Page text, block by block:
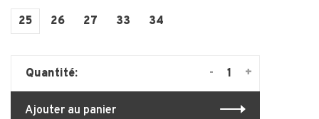
25 26 27 33 34
Quantité: +
-
Ajouter au panier